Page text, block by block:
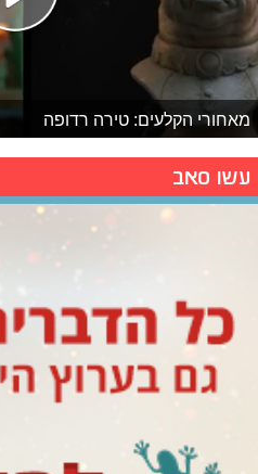
מאחורי הקלעים: טירה רדופה
עשו סאב